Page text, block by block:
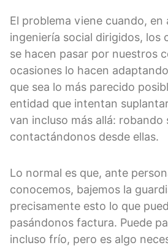
El problema viene cuando, en
ingeniería social dirigidos, los
se hacen pasar por nuestros
ocasiones lo hacen
que sea lo más parecido
entidad que intentan
van incluso más allá: robando
contactándonos desde ellas.
Lo normal es que, ante
conocemos, bajemos la
precisamente esto lo que
pasándonos factura. Puede
incluso frío, pero es algo